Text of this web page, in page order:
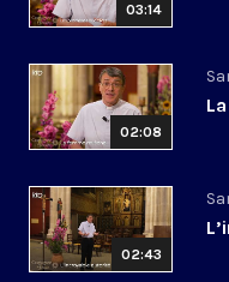
03:14
02:08
02:43